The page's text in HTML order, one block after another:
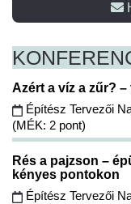
Azért a víz a zűr?
Építész Tervezői
(MÉK: 2 pont)
Rés a pajzson –
kényes pontokon
Építész Tervezői